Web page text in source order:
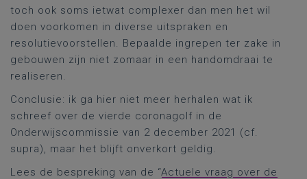
toch ook soms ietwat complexer dan men het wil
doen voorkomen in diverse uitspraken en
resolutievoorstellen. Bepaalde ingrepen ter zake in
gebouwen zijn niet zomaar in een handomdraai te
realiseren.
Conclusie: ik ga hier niet meer herhalen wat ik
schreef over de vierde coronagolf in de
Onderwijscommissie van 2 december 2021 (cf.
supra), maar het blijft onverkort geldig.
Lees de bespreking van de “Actuele vraag over de